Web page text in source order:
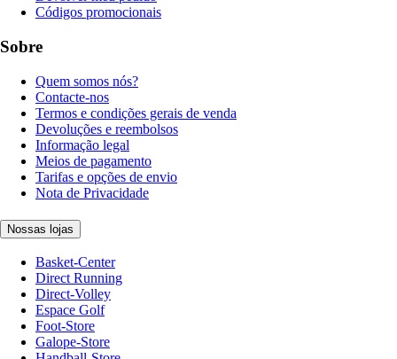
Códigos promocionais
Sobre
Quem somos nós?
Contacte-nos
Termos e condições gerais de venda
Devoluções e reembolsos
Informação legal
Meios de pagamento
Tarifas e opções de envio
Nota de Privacidade
Nossas lojas
Basket-Center
Direct Running
Direct-Volley
Espace Golf
Foot-Store
Galope-Store